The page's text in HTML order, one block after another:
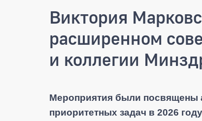
Виктория
расширенном
и коллегии
Мероприятия были посвящены
приоритетных задач в 2026